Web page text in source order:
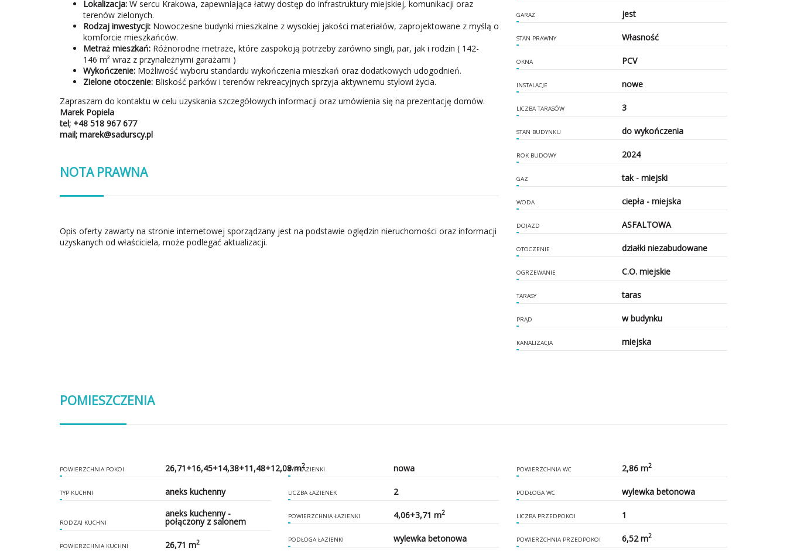
Lokalizacja: W sercu Krakowa, zapewniająca łatwy dostęp do infrastruktury miejskiej, komunikacji oraz
terenów zielonych.
Rodzaj inwestycji: Nowoczesne budynki mieszkalne z wysokiej jakości materiałów, zaprojektowane z myślą o
komforcie mieszkańców.
Metraż mieszkań: Różnorodne metraże, które zaspokoją potrzeby zarówno singli, par, jak i rodzin ( 142-
146 m² wraz z przynależnymi garażami )
Wykończenie: Możliwość wyboru standardu wykończenia mieszkań oraz dodatkowych udogodnień.
Zielone otoczenie: Bliskość parków i terenów rekreacyjnych sprzyja aktywnemu stylowi życia.
Zapraszam do kontaktu w celu uzyskania szczegółowych informacji oraz umówienia się na prezentację domów.
Marek Popiela
tel; +48 518 967 677
mail; marek@sadurscy.pl
NOTA PRAWNA
Opis oferty zawarty na stronie internetowej sporządzany jest na podstawie oględzin nieruchomości oraz informacji
uzyskanych od właściciela, może podlegać aktualizacji.
GARAŻ jest
STAN PRAWNY Własność
OKNA PCV
INSTALACJE nowe
LICZBA TARASÓW 3
STAN BUDYNKU do wykończenia
ROK BUDOWY 2024
GAZ tak - miejski
WODA ciepła - miejska
DOJAZD ASFALTOWA
OTOCZENIE działki niezabudowane
OGRZEWANIE C.O. miejskie
TARASY taras
PRĄD w budynku
KANALIZACJA miejska
POMIESZCZENIA
POWIERZCHNIA POKOI 26,71+16,45+14,38+11,48+12,08 m2
TYP KUCHNI aneks kuchenny
RODZAJ KUCHNI
aneks kuchenny -
połączony z salonem
POWIERZCHNIA KUCHNI 26,71 m2
TYP ŁAZIENKI nowa
LICZBA ŁAZIENEK 2
POWIERZCHNIA ŁAZIENKI 4,06+3,71 m2
PODŁOGA ŁAZIENKI wylewka betonowa
POWIERZCHNIA WC 2,86 m2
PODŁOGA WC wylewka betonowa
LICZBA PRZEDPOKOI 1
POWIERZCHNIA PRZEDPOKOI 6,52 m2